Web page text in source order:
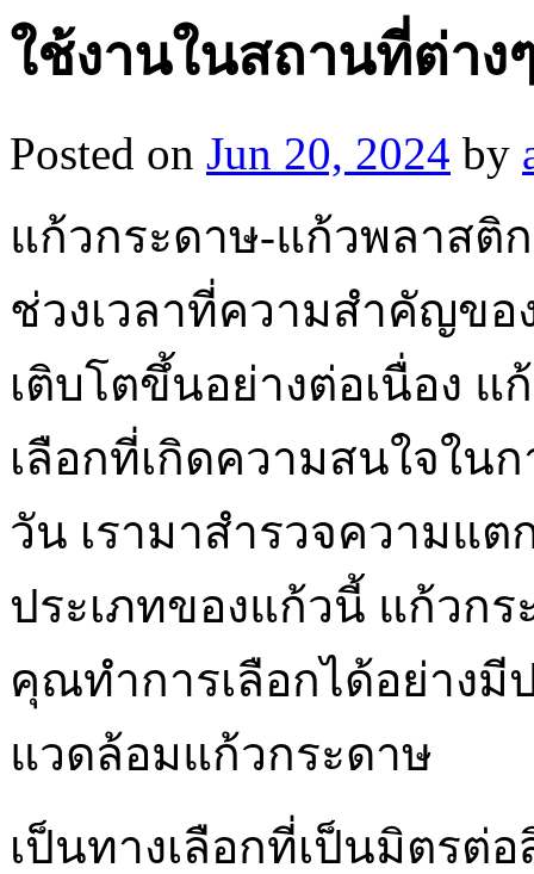
ใช้งานในสถานที่ต่าง
Posted on Jun 20, 2024 by
แก้วกระดาษ-แก้วพลาสติ
ช่วงเวลาที่ความสำคัญขอ
เติบโตขึ้นอย่างต่อเนื่อง
เลือกที่เกิดความสนใจใน
วัน เรามาสำรวจความแ
ประเภทของแก้วนี้ แก้วก
คุณทำการเลือกได้อย่างมี
แวดล้อมแก้วกระดาษ
เป็นทางเลือกที่เป็นมิตรต่